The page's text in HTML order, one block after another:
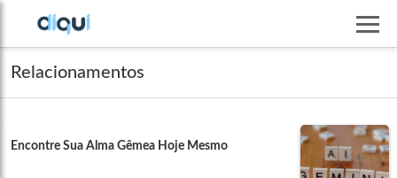
Relacionamentos
Encontre Sua Alma Gêmea Hoje Mesmo